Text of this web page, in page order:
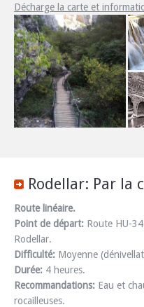
Décharge la carte et
Rodellar: Par la
Route linéaire.
Point de départ: Route HU-
Rodellar.
Difficulté: Moyenne
Durée: 4 heures.
Recommandations: Eau et
rocailleuses.